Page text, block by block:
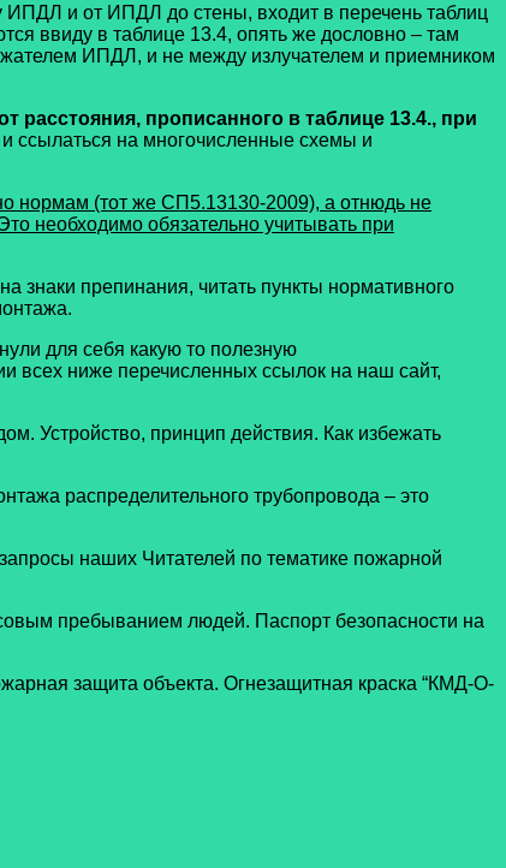
и от ИПДЛ до стены, входит в перечень таблиц
ввиду в таблице 13.4, опять же дословно – там
ИПДЛ, и не между излучателем и приемником
прописанного в таблице 13.4., при
ссылаться на многочисленные схемы и
нормам (тот же СП5.13130-2009), а отнюдь не
необходимо обязательно учитывать при
препинания, читать пункты нормативного
для себя какую то полезную
всех ниже перечисленных ссылок на наш сайт,
Устройство, принцип действия. Как избежать
распределительного трубопровода – это
наших Читателей по тематике пожарной
пребыванием людей. Паспорт безопасности на
защита объекта. Огнезащитная краска “КМД-О-